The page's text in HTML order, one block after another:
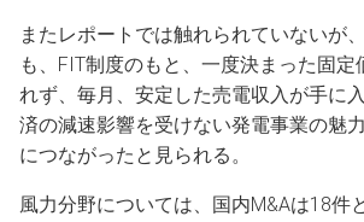
またレポートでは触れられていないが
も、FIT制度のもと、一度決まった固定
れず、毎月、安定した売電収入が手に
済の減速影響を受けない発電事業の魅
につながったと見られる。
風力分野については、国内M&Aは18件